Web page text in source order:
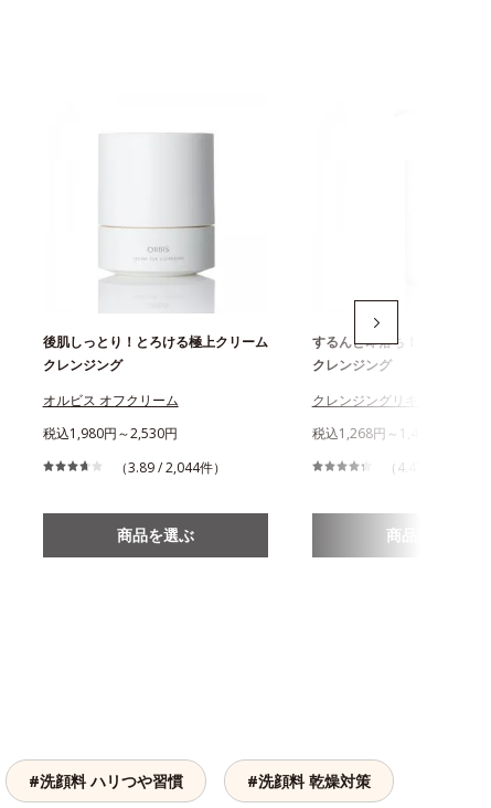
後肌しっとり！とろける極上クリーム
クレンジング
オルビス オフクリーム
税込1,980円～2,530円
（3.89 / 2,044件）
商品を選ぶ
するんと即落ち！ベタつきゼ
クレンジング
クレンジングリキッド
税込1,268円～1,467円
（4.47 / 1,146件
商品を選ぶ
#洗顔料 ハリつや習慣 #洗顔料 乾燥対策